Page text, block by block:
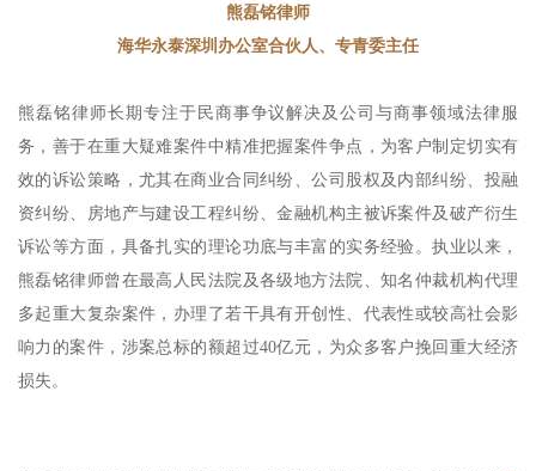
熊磊铭律师
海华永泰深圳办公室合伙人、专青委主任
熊磊铭律师长期专注于民商事争议解决及公司与商事领域法律服
务，善于在重大疑难案件中精准把握案件争点，为客户制定切实有
效的诉讼策略，尤其在商业合同纠纷、公司股权及内部纠纷、投融
资纠纷、房地产与建设工程纠纷、金融机构主被诉案件及破产衍生
诉讼等方面，具备扎实的理论功底与丰富的实务经验。执业以来，
熊磊铭律师曾在最高人民法院及各级地方法院、知名仲裁机构代理
多起重大复杂案件，办理了若干具有开创性、代表性或较高社会影
响力的案件，涉案总标的额超过40亿元，为众多客户挽回重大经济
损失。